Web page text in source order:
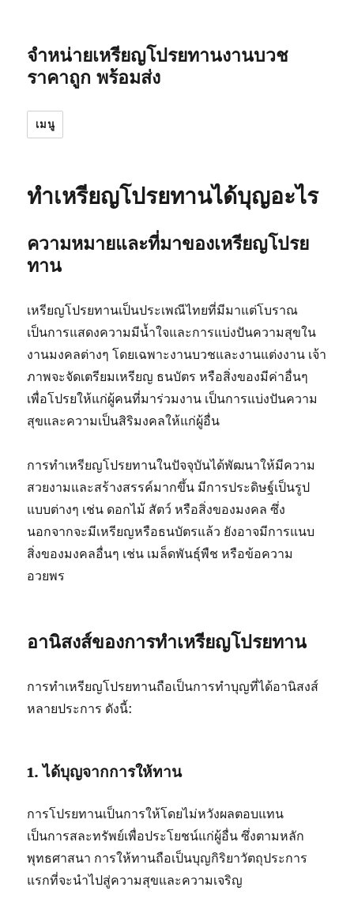
จำหน่ายเหรียญโปรยทานงานบวช
ราคาถูก พร้อมส่ง
เมนู
ทำเหรียญโปรยทานได้บุญอะไร
ความหมายและที่มาของเหรียญโปรย
ทาน
เหรียญโปรยทานเป็นประเพณีไทยที่มีมาแต่โบราณ
เป็นการแสดงความมีน้ำใจและการแบ่งปันความสุขใน
งานมงคลต่างๆ โดยเฉพาะงานบวชและงานแต่งงาน เจ้า
ภาพจะจัดเตรียมเหรียญ ธนบัตร หรือสิ่งของมีค่าอื่นๆ
เพื่อโปรยให้แก่ผู้คนที่มาร่วมงาน เป็นการแบ่งปันความ
สุขและความเป็นสิริมงคลให้แก่ผู้อื่น
การทำเหรียญโปรยทานในปัจจุบันได้พัฒนาให้มีความ
สวยงามและสร้างสรรค์มากขึ้น มีการประดิษฐ์เป็นรูป
แบบต่างๆ เช่น ดอกไม้ สัตว์ หรือสิ่งของมงคล ซึ่ง
นอกจากจะมีเหรียญหรือธนบัตรแล้ว ยังอาจมีการแนบ
สิ่งของมงคลอื่นๆ เช่น เมล็ดพันธุ์พืช หรือข้อความ
อวยพร
อานิสงส์ของการทำเหรียญโปรยทาน
การทำเหรียญโปรยทานถือเป็นการทำบุญที่ได้อานิสงส์
หลายประการ ดังนี้:
1. ได้บุญจากการให้ทาน
การโปรยทานเป็นการให้โดยไม่หวังผลตอบแทน
เป็นการสละทรัพย์เพื่อประโยชน์แก่ผู้อื่น ซึ่งตามหลัก
พุทธศาสนา การให้ทานถือเป็นบุญกิริยาวัตถุประการ
แรกที่จะนำไปสู่ความสุขและความเจริญ